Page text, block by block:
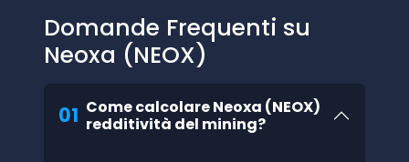
Domande Frequenti su
Neoxa (NEOX)
01 Come calcolare Neoxa (NEOX)
redditività del mining?